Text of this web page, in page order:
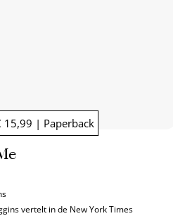
15,99 | Paperback
vertelt in de New York Times